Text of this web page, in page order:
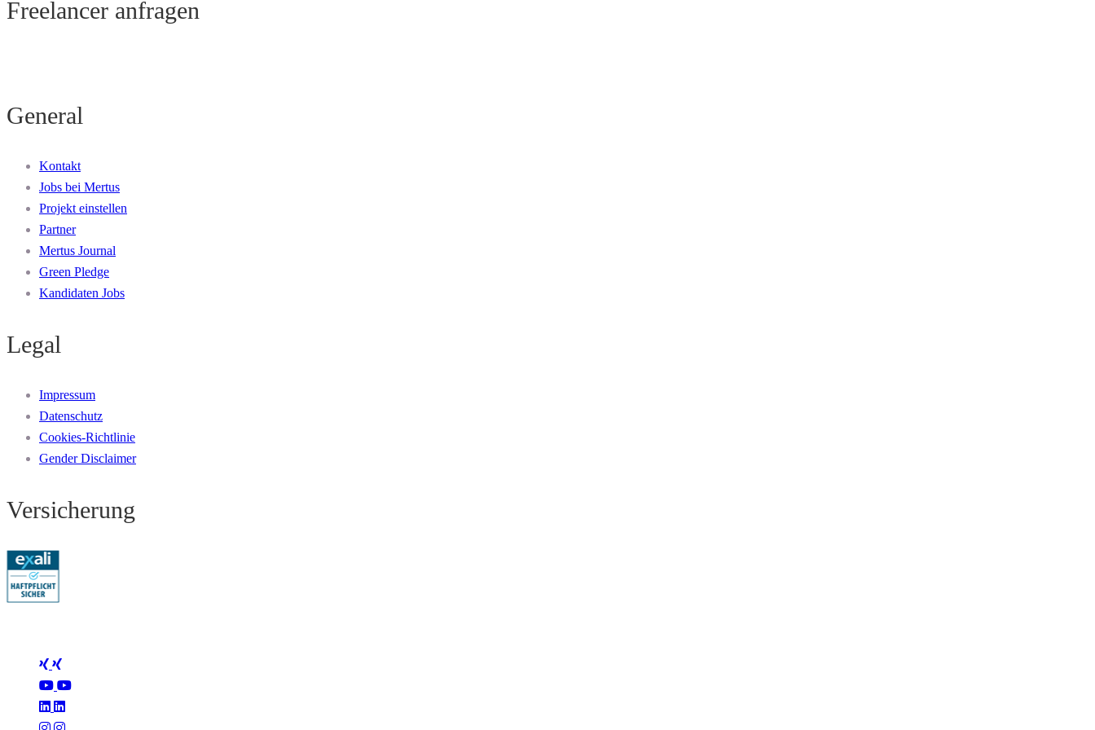
Freelancer anfragen
General
Kontakt
Jobs bei Mertus
Projekt einstellen
Partner
Mertus Journal
Green Pledge
Kandidaten Jobs
Legal
Impressum
Datenschutz
Cookies-Richtlinie
Gender Disclaimer
Versicherung